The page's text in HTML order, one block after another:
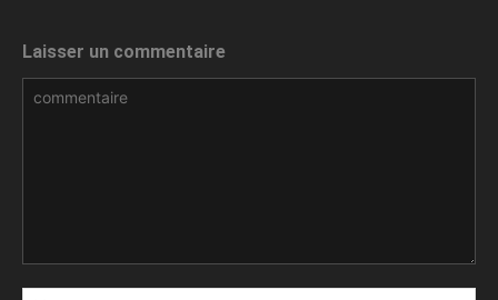
Laisser un commentaire